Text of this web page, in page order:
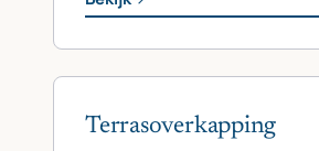
Terrasoverkapping